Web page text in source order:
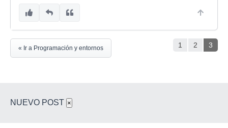
1 2 3
« Ir a Programación y entornos
NUEVO POST ×